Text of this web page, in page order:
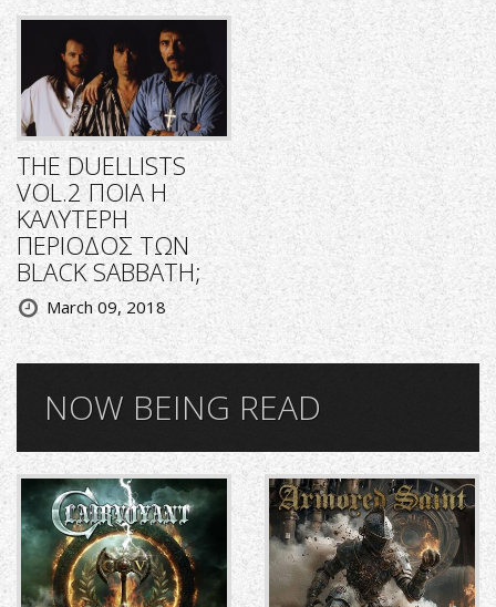
THE DUELLISTS
VOL.2 ΠΟΙΑ Η
ΚΑΛΥΤΕΡΗ
ΠΕΡΙΟΔΟΣ ΤΩΝ
BLACK SABBATH;
March 09, 2018
NOW BEING READ